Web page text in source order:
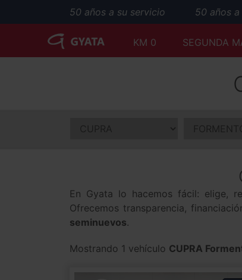
50 años a su servicio
50 años a
KM 0 SEGUNDA
En Gyata lo hacemos fácil: elige,
Ofrecemos transparencia,
seminuevos.
Mostrando 1 vehículo CUPRA